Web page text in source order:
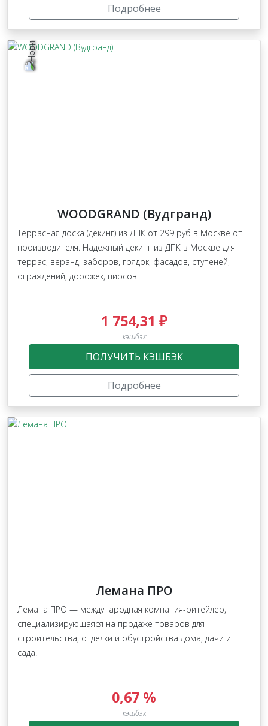
Подробнее
WOODGRAND (Вудгранд)
Террасная доска (декинг) из ДПК от 299 руб в Москве от
производителя. Надежный декинг из ДПК в Москве для
террас, веранд, заборов, грядок, фасадов, ступеней,
ограждений, дорожек, пирсов
1 754,31 ₽
кэшбэк
ПОЛУЧИТЬ КЭШБЭК
Подробнее
Лемана ПРО
Лемана ПРО — международная компания-ритейлер,
специализирующаяся на продаже товаров для
строительства, отделки и обустройства дома, дачи и
сада.
0,67 %
кэшбэк